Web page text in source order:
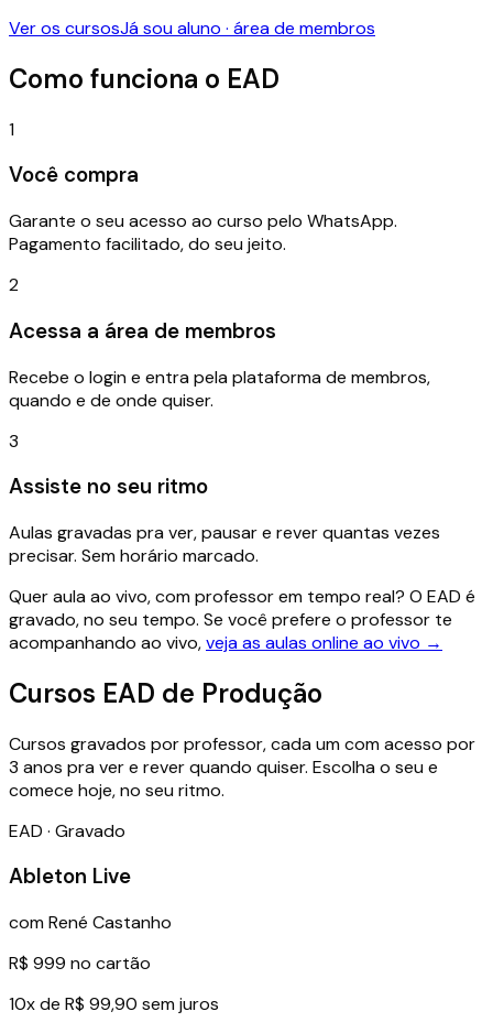
Ver os cursosJá sou aluno · área de membros
Como funciona o EAD
1
Você compra
Garante o seu acesso ao curso pelo WhatsApp.
Pagamento facilitado, do seu jeito.
2
Acessa a área de membros
Recebe o login e entra pela plataforma de membros,
quando e de onde quiser.
3
Assiste no seu ritmo
Aulas gravadas pra ver, pausar e rever quantas vezes
precisar. Sem horário marcado.
Quer aula ao vivo, com professor em tempo real? O EAD é
gravado, no seu tempo. Se você prefere o professor te
acompanhando ao vivo,veja as aulas online ao vivo →
Cursos EAD de Produção
Cursos gravados por professor, cada um com acesso por
3 anos pra ver e rever quando quiser. Escolha o seu e
comece hoje, no seu ritmo.
EAD · Gravado
Ableton Live
comRené Castanho
R$ 999 no cartão
10x de R$ 99,90 sem juros